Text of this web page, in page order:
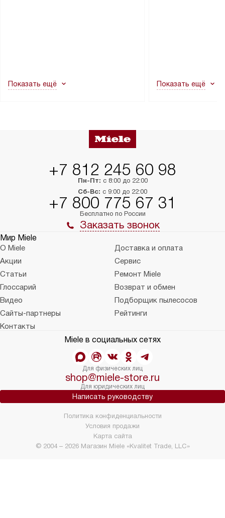
в гарантийном ремонте в будущем.
Показать ещё
не включаются:
Показать ещё
+7 812 245 60 98
Пн-Пт: с 8:00 до 22:00
Сб-Вс: с 9:00 до 22:00
+7 800 775 67 31
Бесплатно по России
Заказать звонок
Мир Miele
О Miele
Доставка и оплата
Акции
Сервис
Статьи
Ремонт Miele
Глоссарий
Возврат и обмен
Видео
Подборщик пылесосов
Сайты-партнеры
Рейтинги
Контакты
Miele в социальных сетях
Для физических лиц
shop@miele-store.ru
Для юридических лиц
Написать руководству
© 2004 – 2026 Магазин Miele «Kvalitet Trade, LLC»
Политика конфиденциальности
Условия продажи
Карта сайта